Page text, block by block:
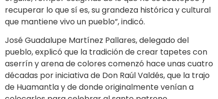
recuperar lo que sí es, su grandeza histórica y cultural
que mantiene vivo un pueblo”, indicó.
José Guadalupe Martínez Pallares, delegado del
pueblo, explicó que la tradición de crear tapetes con
aserrín y arena de colores comenzó hace unas cuatro
décadas por iniciativa de Don Raúl Valdés, que la trajo
de Huamantla y de donde originalmente venían a